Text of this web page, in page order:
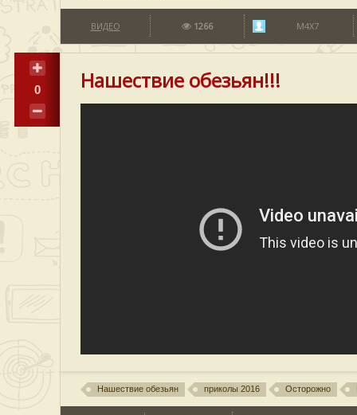
ВИДЕО 1266 M4X7
0 Нашествие обезьян!!!
Нашествие обезьян приколы 2016 Осторожно